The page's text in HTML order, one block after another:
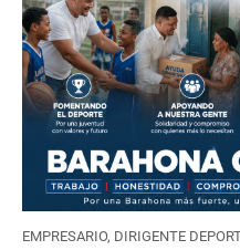
EMPRESARIO, DIRIGENTE